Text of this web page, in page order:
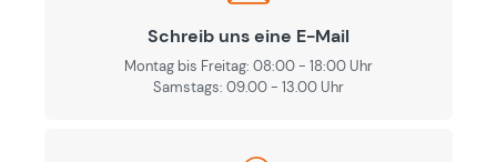
Schreib uns eine E-Mail
Montag bis Freitag: 08:00 - 18:00 Uhr
Samstags: 09.00 - 13.00 Uhr